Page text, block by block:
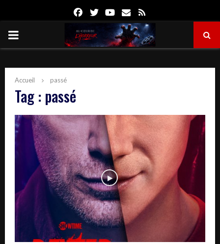
FacebookTwitterYoutube
Email
PRIMARY
Accueil passé
Tag : passé